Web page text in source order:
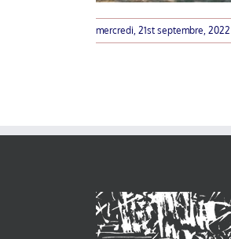
mercredi, 21st septembre, 2022